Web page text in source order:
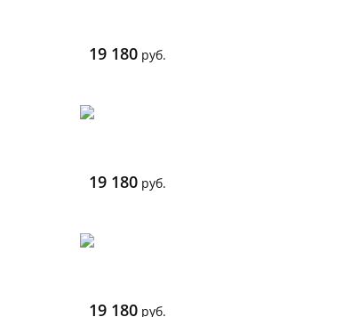
19 180 руб.
19 180 руб.
19 180 руб.